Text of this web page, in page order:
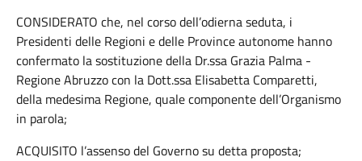
CONSIDERATO che, nel corso dell’odierna seduta, i
Presidenti delle Regioni e delle Province autonome hanno
confermato la sostituzione della Dr.ssa Grazia Palma -
Regione Abruzzo con la Dott.ssa Elisabetta Comparetti,
della medesima Regione, quale componente dell’Organismo
in parola;
ACQUISITO l’assenso del Governo su detta proposta;